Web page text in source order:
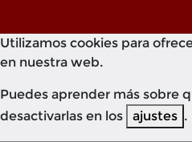
Utilizamos cookies para
en nuestra web.
Puedes aprender más sobre
desactivarlas en los
ajustes .